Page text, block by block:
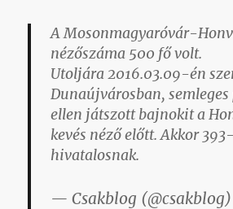
A Mosonmagyaróvár-
nézőszáma 500 fő volt.
Utoljára 2016.03.09-én
Dunaújvárosban,
ellen játszott bajnokit a
kevés néző előtt. Akkor
hivatalosnak.
— Csakblog